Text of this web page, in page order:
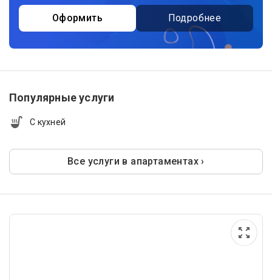
Оформить Подробнее
Популярные услуги
С кухней
Все услуги в апартаментах ›